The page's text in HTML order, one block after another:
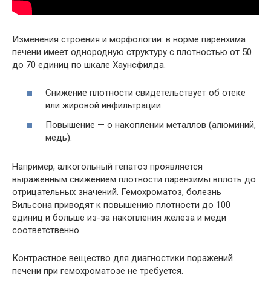
Изменения строения и морфологии: в норме паренхима
печени имеет однородную структуру с плотностью от 50
до 70 единиц по шкале Хаунсфилда.
Снижение плотности свидетельствует об отеке
или жировой инфильтрации.
Повышение — о накоплении металлов (алюминий,
медь).
Например, алкогольный гепатоз проявляется
выраженным снижением плотности паренхимы вплоть до
отрицательных значений. Гемохроматоз, болезнь
Вильсона приводят к повышению плотности до 100
единиц и больше из-за накопления железа и меди
соответственно.
Контрастное вещество для диагностики поражений
печени при гемохроматозе не требуется.